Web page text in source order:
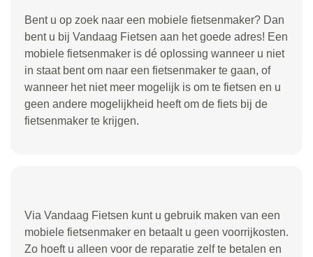
Bent u op zoek naar een mobiele fietsenmaker? Dan
bent u bij Vandaag Fietsen aan het goede adres! Een
mobiele fietsenmaker is dé oplossing wanneer u niet
in staat bent om naar een fietsenmaker te gaan, of
wanneer het niet meer mogelijk is om te fietsen en u
geen andere mogelijkheid heeft om de fiets bij de
fietsenmaker te krijgen.
Via Vandaag Fietsen kunt u gebruik maken van een
mobiele fietsenmaker en betaalt u geen voorrijkosten.
Zo hoeft u alleen voor de reparatie zelf te betalen en